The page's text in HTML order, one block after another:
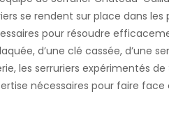
se rendent sur place dans les
pour résoudre
d’une clé cassée, d’une
les serruriers expérimentés
nécessaires pour faire face